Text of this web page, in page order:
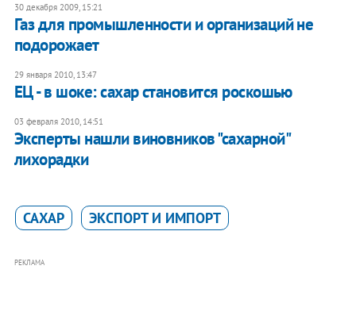
30 декабря 2009, 15:21
Газ для промышленности и организаций не
подорожает
29 января 2010, 13:47
ЕЦ - в шоке: сахар становится роскошью
03 февраля 2010, 14:51
Эксперты нашли виновников "сахарной"
лихорадки
САХАР ЭКСПОРТ И ИМПОРТ
РЕКЛАМА